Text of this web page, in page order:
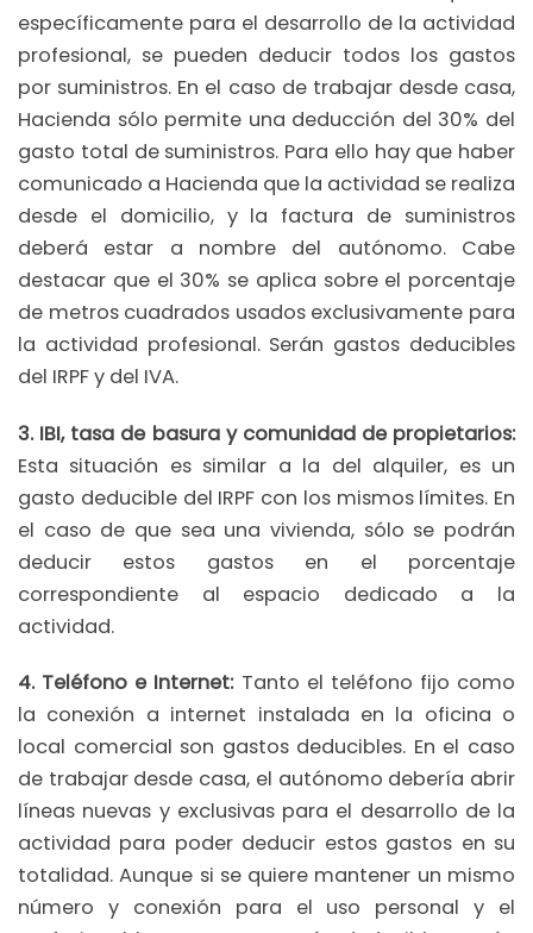
específicamente para el desarrollo de la actividad
profesional, se pueden deducir todos los gastos
por suministros. En el caso de trabajar desde casa,
Hacienda sólo permite una deducción del 30% del
gasto total de suministros. Para ello hay que haber
comunicado a Hacienda que la actividad se realiza
desde el domicilio, y la factura de suministros
deberá estar a nombre del autónomo. Cabe
destacar que el 30% se aplica sobre el porcentaje
de metros cuadrados usados exclusivamente para
la actividad profesional. Serán gastos deducibles
del IRPF y del IVA.
3. IBI, tasa de basura y comunidad de propietarios:
Esta situación es similar a la del alquiler, es un
gasto deducible del IRPF con los mismos límites. En
el caso de que sea una vivienda, sólo se podrán
deducir estos gastos en el porcentaje
correspondiente al espacio dedicado a la
actividad.
4. Teléfono e Internet: Tanto el teléfono fijo como
la conexión a internet instalada en la oficina o
local comercial son gastos deducibles. En el caso
de trabajar desde casa, el autónomo debería abrir
líneas nuevas y exclusivas para el desarrollo de la
actividad para poder deducir estos gastos en su
totalidad. Aunque si se quiere mantener un mismo
número y conexión para el uso personal y el